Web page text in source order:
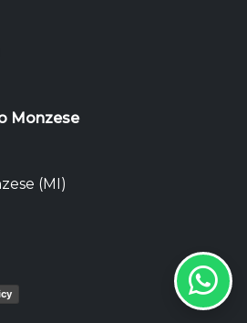
Monzese
(MI)